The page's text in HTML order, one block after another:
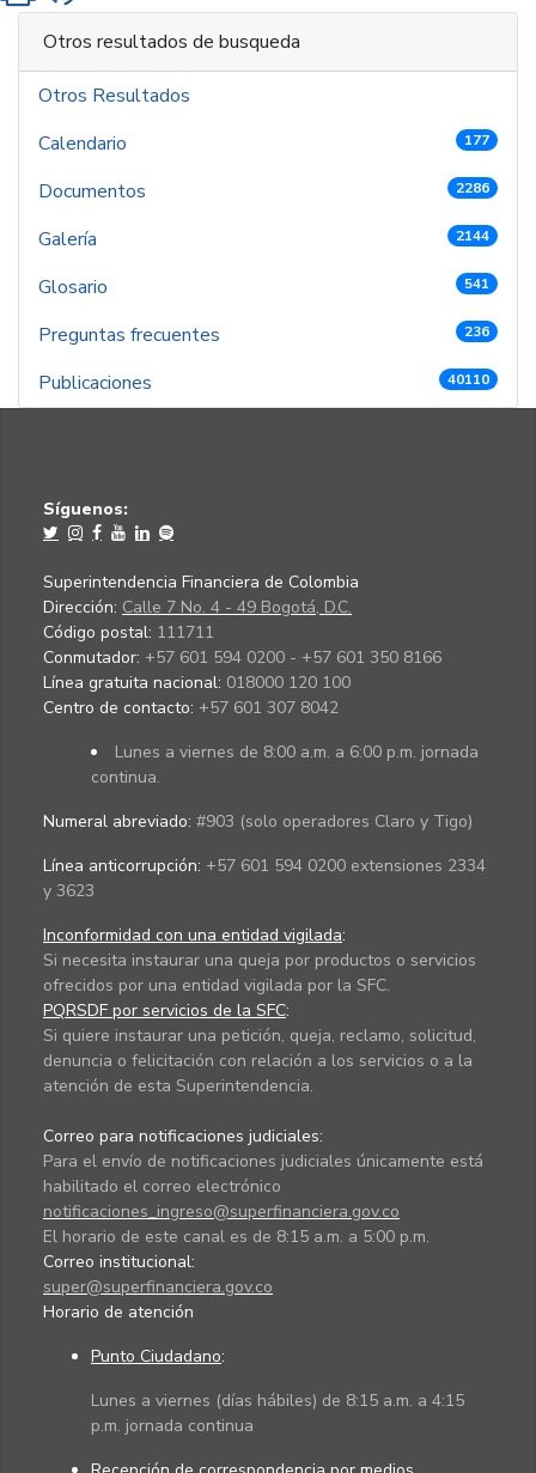
Otros resultados de busqueda
Otros Resultados
Calendario
177
Documentos 2286
Galería 2144
Glosario 541
Preguntas frecuentes 236
Publicaciones 40110
Síguenos:
Superintendencia Financiera de Colombia
Dirección: Calle 7 No. 4 - 49 Bogotá, D.C.
Código postal: 111711
Conmutador: +57 601 594 0200 - +57 601 350 8166
Línea gratuita nacional: 018000 120 100
Centro de contacto: +57 601 307 8042
Lunes a viernes de 8:00 a.m. a 6:00 p.m. jornada
continua.
Numeral abreviado: #903 (solo operadores Claro y Tigo)
Línea anticorrupción: +57 601 594 0200 extensiones 2334
y 3623
Inconformidad con una entidad vigilada:
Si necesita instaurar una queja por productos o servicios
ofrecidos por una entidad vigilada por la SFC.
PQRSDF por servicios de la SFC:
Si quiere instaurar una petición, queja, reclamo, solicitud,
denuncia o felicitación con relación a los servicios o a la
atención de esta Superintendencia.
Correo para notificaciones judiciales:
Para el envío de notificaciones judiciales únicamente está
habilitado el correo electrónico
notificaciones_ingreso@superfinanciera.gov.co
El horario de este canal es de 8:15 a.m. a 5:00 p.m.
Correo institucional:
super@superfinanciera.gov.co
Horario de atención
Punto Ciudadano:
Lunes a viernes (días hábiles) de 8:15 a.m. a 4:15
p.m. jornada continua